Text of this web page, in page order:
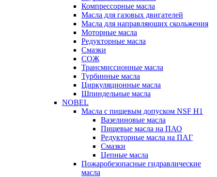
Компрессорные масла
Масла для газовых двигателей
Масла для направляющих скольжения
Моторные масла
Редукторные масла
Смазки
СОЖ
Трансмиссионные масла
Турбинные масла
Циркуляционные масла
Шпиндельные масла
NOBEL
Масла с пищевым допуском NSF H1
Вазелиновые масла
Пищевые масла на ПАО
Редукторные масла на ПАГ
Смазки
Цепные масла
Пожаробезопасные гидравлические
масла